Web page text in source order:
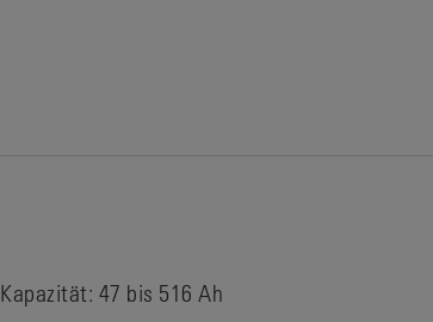
Kapazität: 47 bis 516 Ah